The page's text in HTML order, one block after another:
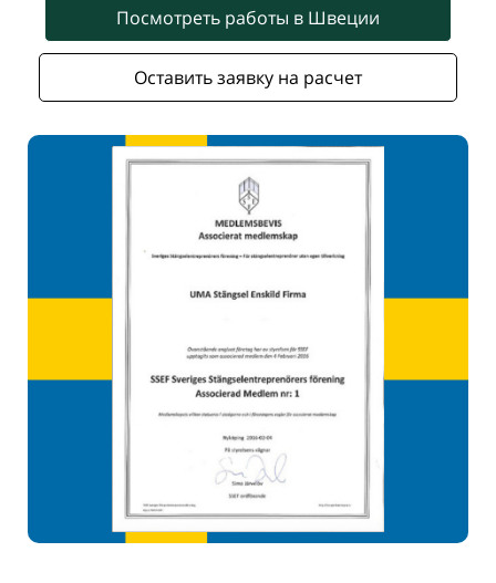
Посмотреть работы в Швеции
Оставить заявку на расчет